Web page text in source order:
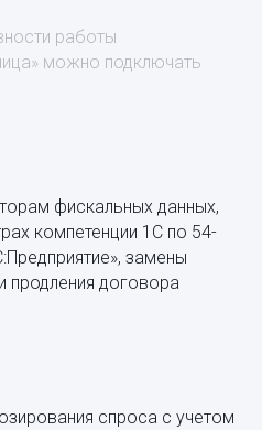
работы
можно подключать
фискальных данных,
компетенции 1С по 54-
замены
продления договора
спроса с учетом